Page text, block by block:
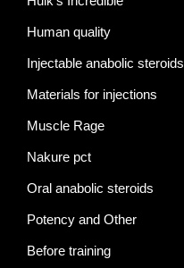
Human quality
Injectable anabolic steroids
Materials for injections
Muscle Rage
Nakure pct
Oral anabolic steroids
Potency and Other
Before training